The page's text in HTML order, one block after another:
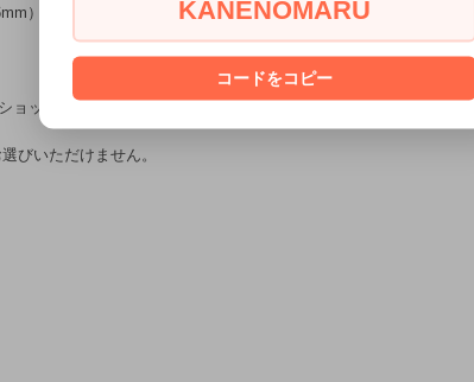
）を1個プレゼントいたします。
ョップ100名）
びいただけません。
KANENOMARU
コードをコピー